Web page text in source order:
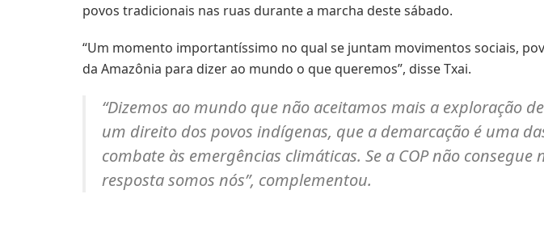
povos tradicionais nas ruas durante a marcha deste sábado.
“Um momento importantíssimo no qual se juntam movimentos sociais,
da Amazônia para dizer ao mundo o que queremos”, disse Txai.
“Dizemos ao mundo que não aceitamos mais a exploração
um direito dos povos indígenas, que a demarcação é uma
combate às emergências climáticas. Se a COP não
resposta somos nós”, complementou.